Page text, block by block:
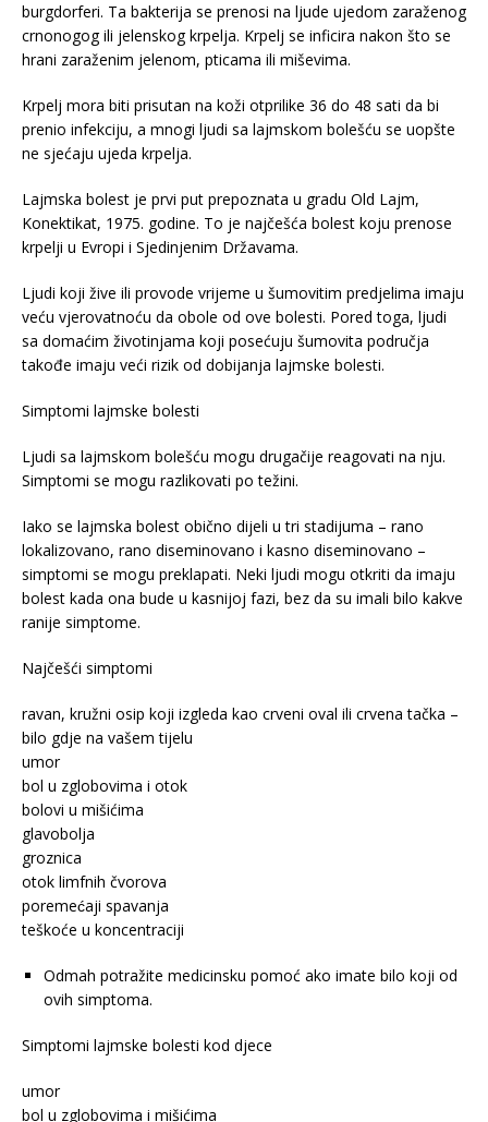
burgdorferi. Ta bakterija se prenosi na ljude ujedom zaraženog
crnonogog ili jelenskog krpelja. Krpelj se inficira nakon što se
hrani zaraženim jelenom, pticama ili miševima.
Krpelj mora biti prisutan na koži otprilike 36 do 48 sati da bi
prenio infekciju, a mnogi ljudi sa lajmskom bolešću se uopšte
ne sjećaju ujeda krpelja.
Lajmska bolest je prvi put prepoznata u gradu Old Lajm,
Konektikat, 1975. godine. To je najčešća bolest koju prenose
krpelji u Evropi i Sjedinjenim Državama.
Ljudi koji žive ili provode vrijeme u šumovitim predjelima imaju
veću vjerovatnoću da obole od ove bolesti. Pored toga, ljudi
sa domaćim životinjama koji posećuju šumovita područja
takođe imaju veći rizik od dobijanja lajmske bolesti.
Simptomi lajmske bolesti
Ljudi sa lajmskom bolešću mogu drugačije reagovati na nju.
Simptomi se mogu razlikovati po težini.
Iako se lajmska bolest obično dijeli u tri stadijuma – rano
lokalizovano, rano diseminovano i kasno diseminovano –
simptomi se mogu preklapati. Neki ljudi mogu otkriti da imaju
bolest kada ona bude u kasnijoj fazi, bez da su imali bilo kakve
ranije simptome.
Najčešći simptomi
ravan, kružni osip koji izgleda kao crveni oval ili crvena tačka –
bilo gdje na vašem tijelu
umor
bol u zglobovima i otok
bolovi u mišićima
glavobolja
groznica
otok limfnih čvorova
poremećaji spavanja
teškoće u koncentraciji
Odmah potražite medicinsku pomoć ako imate bilo koji od
ovih simptoma.
Simptomi lajmske bolesti kod djece
umor
bol u zglobovima i mišićima